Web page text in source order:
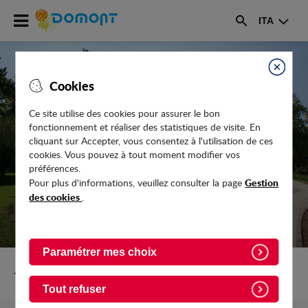
Cookies
Fermer
Ce site utilise des cookies pour assurer le bon
fonctionnement et réaliser des statistiques de visite. En
cliquant sur Accepter, vous consentez à l'utilisation de ces
cookies. Vous pouvez à tout moment modifier vos
préférences.
Pour plus d'informations, veuillez consulter la pageGestion
des cookies .
Paramétrer mes choix
Tout refuser
Accéder
au
menu
Accéder
contenu
Rechercher
ITA
COUPE DU MONDE DE RUGBY : LA VILLE
SE MET À L'HEURE DU BALLON OVALE
Retour vers Actualites